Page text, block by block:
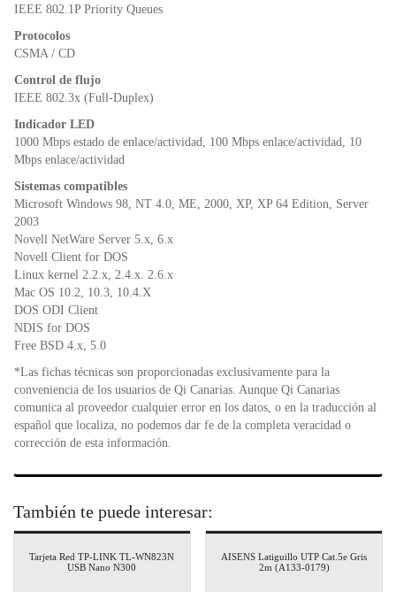
IEEE 802.1P Priority Queues
Protocolos
CSMA / CD
Control de flujo
IEEE 802.3x (Full-Duplex)
Indicador LED
1000 Mbps estado de enlace/actividad, 100 Mbps enlace/actividad, 10
Mbps enlace/actividad
Sistemas compatibles
Microsoft Windows 98, NT 4.0, ME, 2000, XP, XP 64 Edition, Server
2003
Novell NetWare Server 5.x, 6.x
Novell Client for DOS
Linux kernel 2.2.x, 2.4.x. 2.6.x
Mac OS 10.2, 10.3, 10.4.X
DOS ODI Client
NDIS for DOS
Free BSD 4.x, 5.0
*Las fichas técnicas son proporcionadas exclusivamente para la
conveniencia de los usuarios de Qi Canarias. Aunque Qi Canarias
comunica al proveedor cualquier error en los datos, o en la traducción al
español que localiza, no podemos dar fe de la completa veracidad o
corrección de esta información.
También te puede interesar:
Tarjeta Red TP-LINK TL-WN823N
USB Nano N300
AISENS Latiguillo UTP Cat.5e Gris
2m (A133-0179)